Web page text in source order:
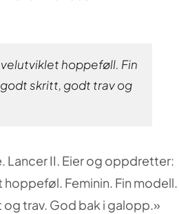
hoppeføll. Fin
skritt, godt trav og
Lancer II. Eier og oppdretter:
Feminin. Fin modell.
trav. God bak i galopp.»